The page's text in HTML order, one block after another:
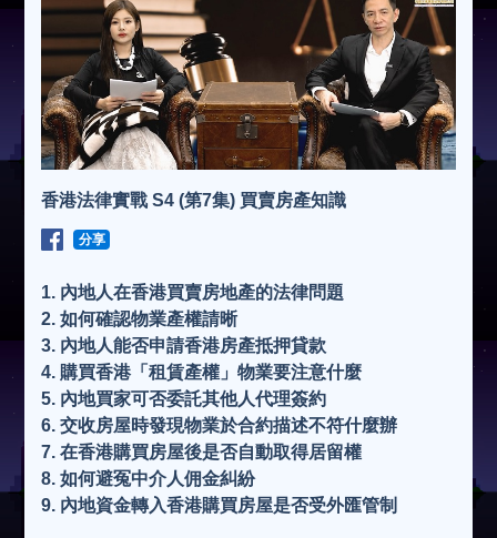
香港法律實戰 S4 (第7集) 買賣房產知識
分享
1. 內地人在香港買賣房地產的法律問題
2. 如何確認物業產權請晰
3. 內地人能否申請香港房產抵押貸款
4. 購買香港「租賃產權」物業要注意什麼
5. 內地買家可否委託其他人代理簽約
6. 交收房屋時發現物業於合約描述不符什麼辦
7. 在香港購買房屋後是否自動取得居留權
8. 如何避冤中介人佣金糾紛
9. 內地資金轉入香港購買房屋是否受外匯管制